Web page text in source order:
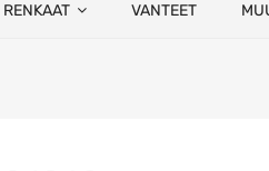
RENKAAT VANTEET